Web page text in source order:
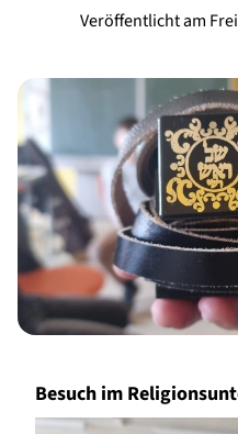
Veröffentlicht am
Besuch im